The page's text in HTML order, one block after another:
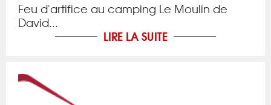
Feu d'artifice au camping Le Moulin de
David...
LIRE LA SUITE